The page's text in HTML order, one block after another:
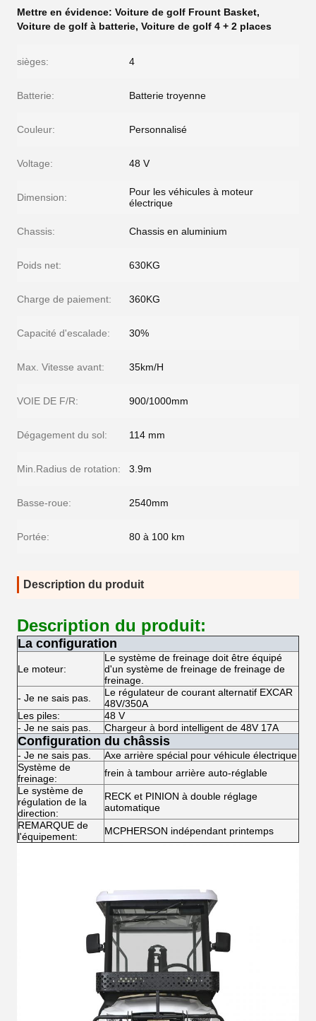
Mettre en évidence: Voiture de golf Frount Basket,
Voiture de golf à batterie, Voiture de golf 4 + 2 places
sièges: 4
Batterie: Batterie troyenne
Couleur: Personnalisé
Voltage: 48 V
Dimension:
Pour les véhicules à moteur
électrique
Chassis: Chassis en aluminium
Poids net: 630KG
Charge de paiement: 360KG
Capacité d'escalade: 30%
Max. Vitesse avant: 35km/H
VOIE DE F/R: 900/1000mm
Dégagement du sol: 114 mm
Min.Radius de rotation: 3.9m
Basse-roue: 2540mm
Portée: 80 à 100 km
Description du produit
Description du produit:
La configuration
Le moteur:
Le système de freinage doit être équipé
d'un système de freinage de freinage de
freinage.
- Je ne sais pas.
Le régulateur de courant alternatif EXCAR
48V/350A
Les piles:
48 V
- Je ne sais pas.
Chargeur à bord intelligent de 48V 17A
Configuration du châssis
- Je ne sais pas.
Axe arrière spécial pour véhicule électrique
Système de
freinage:
frein à tambour arrière auto-réglable
Le système de
régulation de la
direction:
RECK et PINION à double réglage
automatique
REMARQUE de
l'équipement:
MCPHERSON indépendant printemps